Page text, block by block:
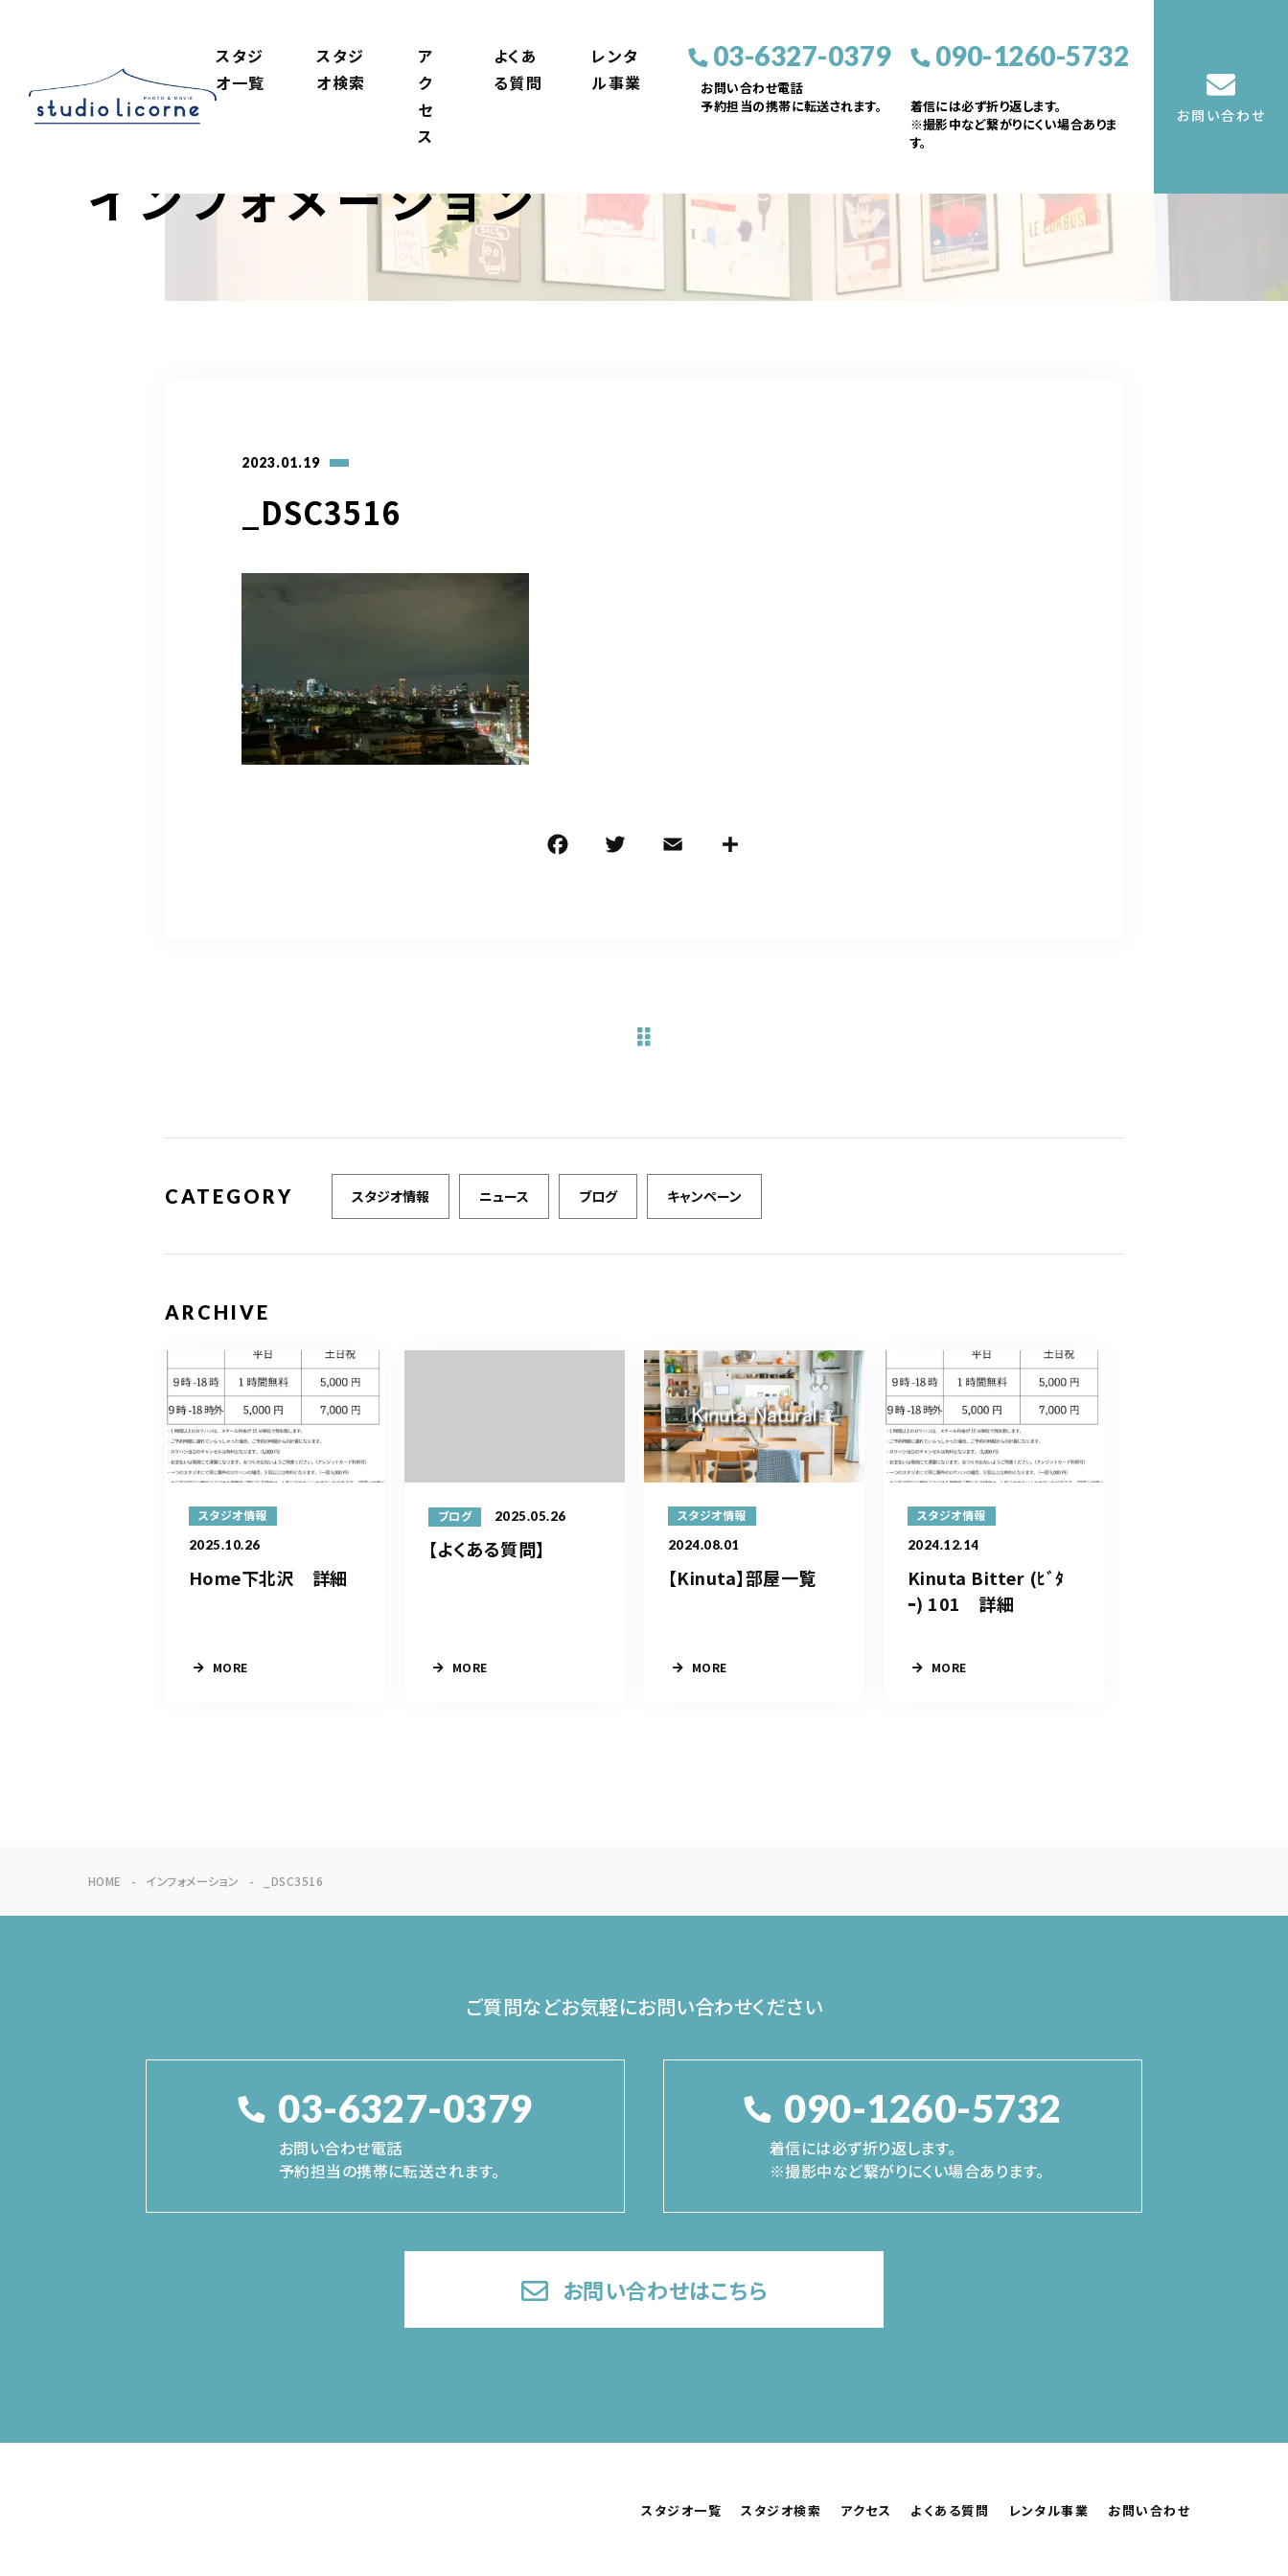
スタジ
オ一覧
スタジ
オ検索
ア
ク
セ
ス
よくあ
る質問
レンタ
ル事業
03-6327-0379
お問い合わせ電話
予約担当の携帯に転送されます。
090-1260-5732
着信には必ず折り返します。
※撮影中など繋がりにくい場合ありま
す。
お問い合わせ
インフォメーション
2023.01.19
_DSC3516
CATEGORY スタジオ情報 ニュース ブログ キャンペーン
ARCHIVE
スタジオ情報
2025.10.26
Home下北沢 詳細
MORE
ブログ 2025.05.26
【よくある質問】
MORE
スタジオ情報
2024.08.01
【Kinuta】部屋一覧
MORE
スタジオ情報
2024.12.14
Kinuta Bitter (ﾋﾞﾀ
ｰ) 101 詳細
MORE
HOME インフォメーション _DSC3516
ご質問などお気軽にお問い合わせください
03-6327-0379
お問い合わせ電話
予約担当の携帯に転送されます。
090-1260-5732
着信には必ず折り返します。
※撮影中など繋がりにくい場合あります。
お問い合わせはこちら
スタジオ一覧 スタジオ検索 アクセス よくある質問 レンタル事業 お問い合わせ